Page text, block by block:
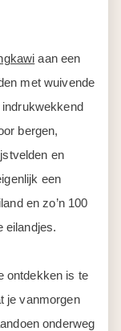
aan een
met wuivende
bergen,
en
een
en zo’n 100
eilandjes.
ontdekken is te
je vanmorgen
onderweg